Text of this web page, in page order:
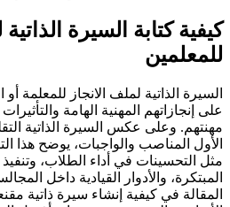
كيفية كتابة السيرة
للمعلمين
السيرة الذاتية لملف الانجاز للمعلمة
على إنجازاتهم المهنية الهامة
مهنتهم. وعلى عكس السيرة الذاتية
الأول المناصب والواجبات، يوضح هذا
مثل التحسينات في أداء الطلاب،
المبتكرة، والأدوار القيادية داخل
المقالة في كيفية إنشاء سيرة ذاتية